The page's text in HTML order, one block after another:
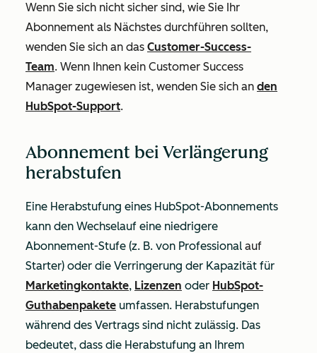
Wenn Sie sich nicht sicher sind, wie Sie Ihr
Abonnement als Nächstes durchführen sollten,
wenden Sie sich an das Customer-Success-
Team. Wenn Ihnen kein Customer Success
Manager zugewiesen ist, wenden Sie sich an den
HubSpot-Support.
Abonnement bei Verlängerung
herabstufen
Eine Herabstufung eines HubSpot-Abonnements
kann den Wechselauf eine niedrigere
Abonnement-Stufe (z. B. von Professional auf
Starter) oder die Verringerung der Kapazität für
Marketingkontakte, Lizenzen oder HubSpot-
Guthabenpakete umfassen. Herabstufungen
während des Vertrags sind nicht zulässig. Das
bedeutet, dass die Herabstufung an Ihrem